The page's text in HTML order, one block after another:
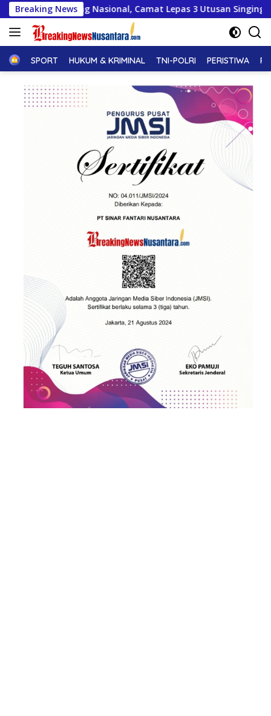
Langsung
ke
konten
Breaking News
Nasional, Camat Lepas 3 Utusan Singingi Hilir Menuju
HomeSPORT HUKUM & KRIMINAL TNI-POLRI PERISTIWA